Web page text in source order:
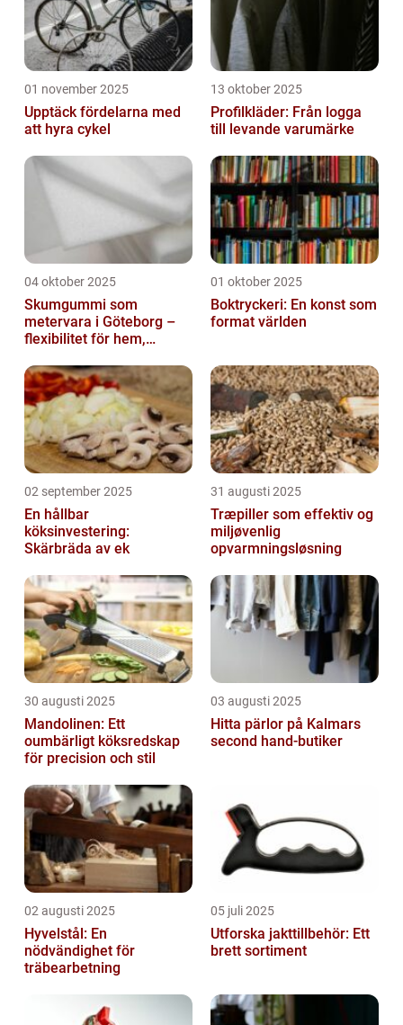
01 november 2025
Upptäck fördelarna med
att hyra cykel
13 oktober 2025
Profilkläder: Från logga
till levande varumärke
04 oktober 2025
Skumgummi som
metervara i Göteborg –
flexibilitet för hem,
01 oktober 2025
Boktryckeri: En konst som
format världen
02 september 2025
En hållbar
köksinvestering:
Skärbräda av ek
31 augusti 2025
Træpiller som effektiv og
miljøvenlig
opvarmningsløsning
30 augusti 2025
Mandolinen: Ett
oumbärligt köksredskap
för precision och stil
03 augusti 2025
Hitta pärlor på Kalmars
second hand-butiker
02 augusti 2025
Hyvelstål: En
nödvändighet för
träbearbetning
05 juli 2025
Utforska jakttillbehör: Ett
brett sortiment